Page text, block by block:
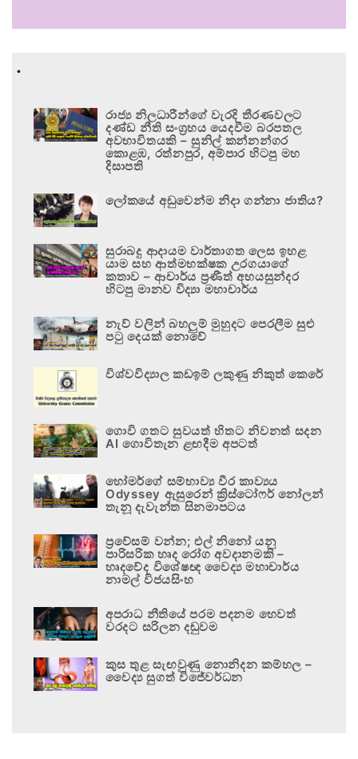
.
රාජ්‍ය නිලධාරීන්ගේ වැරදි තීරණවලට
දණ්ඩ නීති සංග්‍රහය යෙදවීම බරපතල
අවභාවිතයකි – සුනිල් කන්නන්ගර
කොළඹ, රත්නපුර, අම්පාර හිටපු මහ
දිසාපති
ලෝකයේ අඩුවෙන්ම නිදා ගන්නා ජාතිය?
සුරාබදු ආදායම වාර්තාගත ලෙස ඉහළ
යාම සහ ආත්මභක්ෂක උරගයාගේ
කතාව – ආචාර්ය ප්‍රණීත් අභයසුන්දර
හිටපු මානව විද්‍යා මහාචාර්ය
නැව් වලින් බහලුම් මුහුදට පෙරලීම සුළු
පටු දෙයක් නොවේ
විශ්වවිද්‍යාල කඩඉම් ලකුණු නිකුත් කෙරේ
ගොවි ගතට සුවයත් හිතට නිවනත් සදන
AI ගොවිතැන ළඟදීම අපටත්
හෝමර්ගේ සම්භාව්‍ය වීර කාව්‍යය
Odyssey ඇසුරෙන් ක්‍රිස්ටෝෆර් නෝලන්
තැනූ දැවැන්ත සිනමාපටය
ප්‍රවේසම් වන්න; එල් නිනෝ යනු
පාරිසරික හෘද රෝග අවදානමකි –
හෘදවේද විශේෂඥ වෛද්‍ය මහාචාර්ය
නාමල් විජයසිංහ
අපරාධ නීතියේ පරම පදනම හෙවත්
වරදට සරිලන දඬුවම
කුස තුළ සැඟවුණු නොනිදන කම්හල –
වෛද්‍ය සුගත් විජේවර්ධන